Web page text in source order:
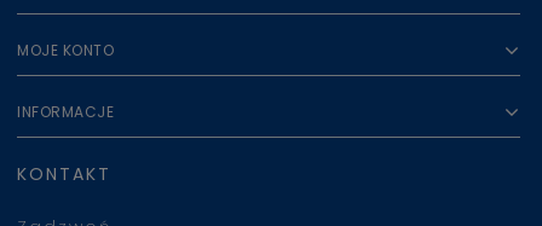
MOJE KONTO
INFORMACJE
KONTAKT